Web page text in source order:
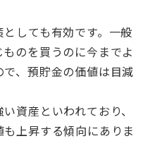
しても有効です。一般
のを買うのに今までよ
、預貯金の価値は目減
資産といわれており、
上昇する傾向にありま